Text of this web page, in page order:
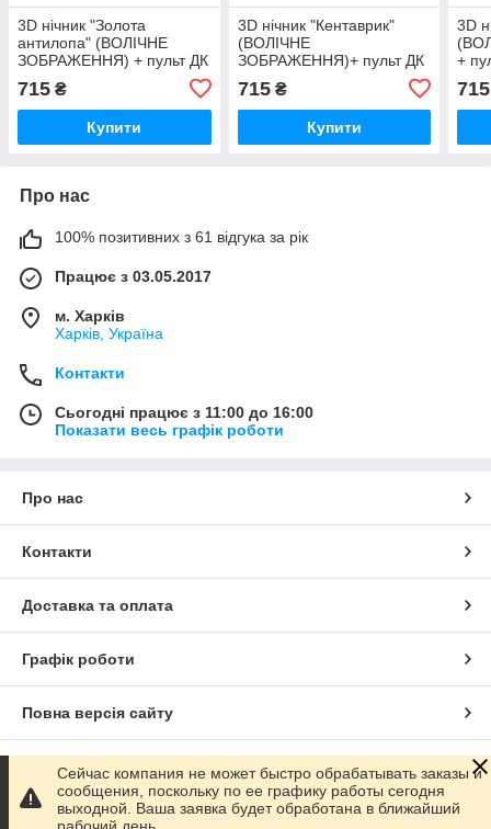
3D нічник "Золота
антилопа" (ВОЛІЧНЕ
ЗОБРАЖЕННЯ) + пульт ДК
+батарейки (3ААА)
3DTOYSLAMP
715 ₴
Купити
3D нічник "Кентаврик"
(ВОЛІЧНЕ
ЗОБРАЖЕННЯ)+ пульт ДК
адаптер +батарейки
(3ААА) 3DTOYSLAMP
715₴
Купити
3D
+
715
Про нас
100% позитивних з 61 відгука за рік
Працює з 03.05.2017
м. Харків
Харків, Україна
Контакти
Сьогодні працює з 11:00 до 16:00
Показати весь графік роботи
Про нас
Контакти
Доставка та оплата
Графік роботи
Повна версія сайту
Сайт створено на маркетплейсі Prom.ua
Політика конфіденційності
Сейчас компания не может быстро обрабатывать заказы и
сообщения, поскольку по ее графику работы сегодня
выходной. Ваша заявка будет обработана в ближайший